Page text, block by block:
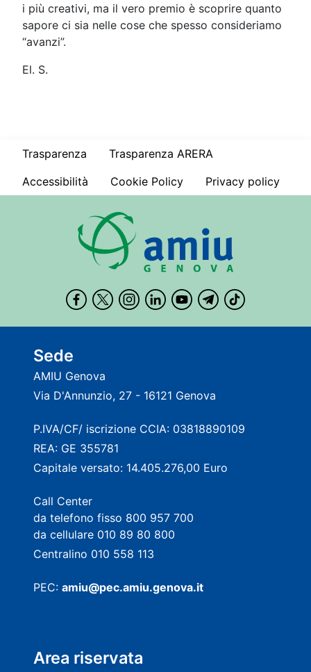
i più creativi, ma il vero premio è scoprire quanto
sapore ci sia nelle cose che spesso consideriamo
“avanzi”.
El. S.
Trasparenza
Trasparenza ARERA
Accessibilità
Cookie Policy Privacy policy
Sede
AMIU Genova
Via D'Annunzio, 27 - 16121 Genova
P.IVA/CF/ iscrizione CCIA: 03818890109
REA: GE 355781
Capitale versato: 14.405.276,00 Euro
Call Center
da telefono fisso 800 957 700
da cellulare 010 89 80 800
Centralino 010 558 113
PEC: amiu@pec.amiu.genova.it
Area riservata